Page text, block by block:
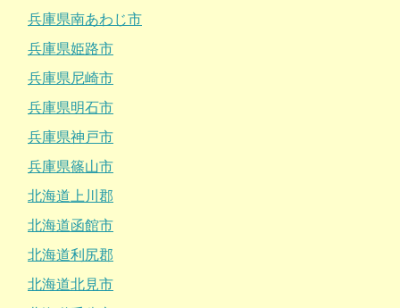
兵庫県南あわじ市
兵庫県姫路市
兵庫県尼崎市
兵庫県明石市
兵庫県神戸市
兵庫県篠山市
北海道上川郡
北海道函館市
北海道利尻郡
北海道北見市